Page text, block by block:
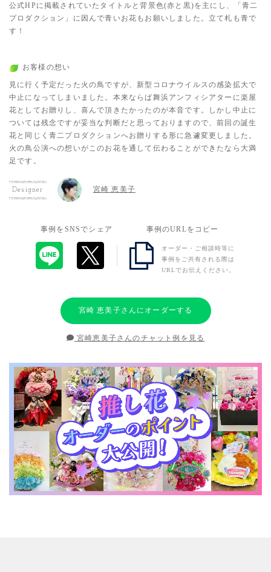
公式HPに掲載されていたタイトルと背景色(赤と黒)を主にし、「青二
プロダクション」に因んで青いお花もお願いしました。立て札も青で
す！
お客様の想い
見に行く予定だった火の鳥ですが、新型コロナウイルスの感染拡大で
中止になってしまいました。本来ならば舞浜アンフィシアターに楽屋
花としてお贈りし、喜んで頂きたかったのが本音です。しかし中止に
ついては残念ですが妥当な判断だと思っておりますので、前回の誕生
花と同じく青二プロダクションへお贈りする形に急遽変更しました。
火の鳥公演への想いがこのお花を通して伝わることができたなら大満
足です。
Designer 宮崎 恵美子
事例をSNSでシェア 事例のURLをコピー
オーダー・ご相談時等に
事例をご共有される際は
URLでお伝えください。
宮崎 恵美子さんにオーダーする
宮崎恵美子さんのチャット例を見る